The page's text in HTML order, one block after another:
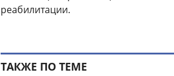
реабилитации.
ТАКЖЕ ПО ТЕМЕ